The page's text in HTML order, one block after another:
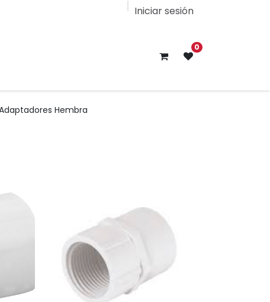
Iniciar sesión
0
Hembra